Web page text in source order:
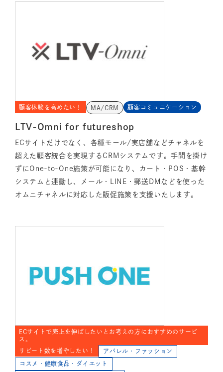
顧客体験を高めたい！ MA/CRM 顧客コミュニケーション
LTV-Omni for futureshop
ECサイトだけでなく、各種モール/実店舗などチャネルを
超えた顧客統合を実現するCRMシステムです。手間を掛け
ずにOne-to-One施策が可能になり、カート・POS・基幹
システムと連動し、メール・LINE・郵送DMなどを使った
オムニチャネルに対応した販促施策を支援いたします。
ECサイトで売上を伸ばしたいとお考えの方におすすめのサービ
ス。
リピート数を増やしたい！
アパレル・ファッション
コスメ・健康食品・ダイエット